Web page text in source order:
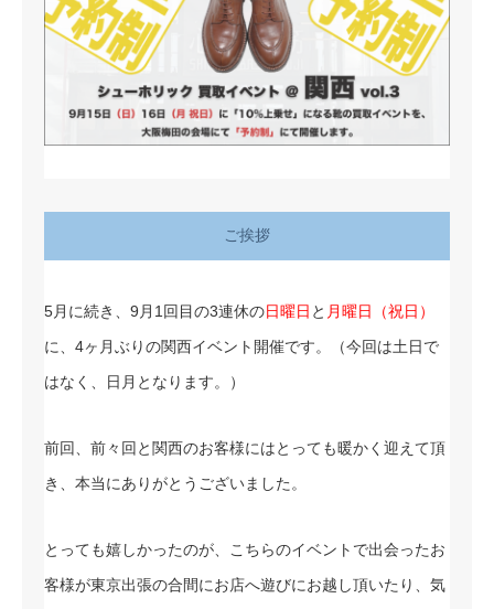
ご挨拶
5月に続き、9月1回目の3連休の日曜日 と 月曜日（祝日）
に、4ヶ月ぶりの関西イベント開催です。（今回は土日で
はなく、日月となります。）
前回、前々回と関西のお客様にはとっても暖かく迎えて頂
き、本当にありがとうございました。
とっても嬉しかったのが、こちらのイベントで出会ったお
客様が東京出張の合間にお店へ遊びにお越し頂いたり、気